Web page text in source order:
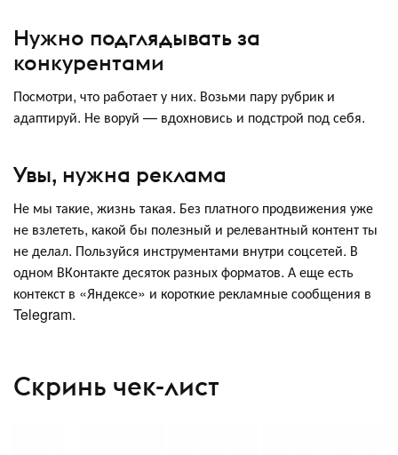
Нужно подглядывать за
конкурентами
Посмотри, что работает у них. Возьми пару рубрик и
адаптируй. Не воруй — вдохновись и подстрой под себя.
Увы, нужна реклама
Не мы такие, жизнь такая. Без платного продвижения уже
не взлететь, какой бы полезный и релевантный контент ты
не делал. Пользуйся инструментами внутри соцсетей. В
одном ВКонтакте десяток разных форматов. А еще есть
контекст в «Яндексе» и короткие рекламные сообщения в
Telegram.
Скринь чек-лист